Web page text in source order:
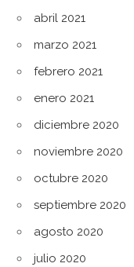
abril 2021
marzo 2021
febrero 2021
enero 2021
diciembre 2020
noviembre 2020
octubre 2020
septiembre 2020
agosto 2020
julio 2020